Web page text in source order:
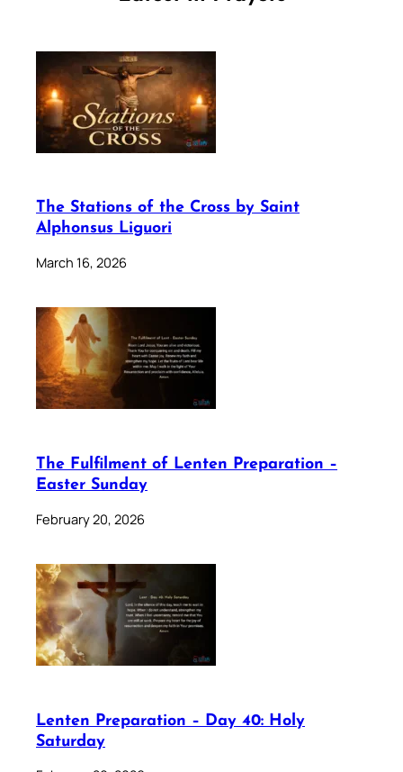
The Stations of the Cross by Saint
Alphonsus Liguori
March 16, 2026
The Fulfilment of Lenten Preparation –
Easter Sunday
February 20, 2026
Lenten Preparation – Day 40: Holy
Saturday